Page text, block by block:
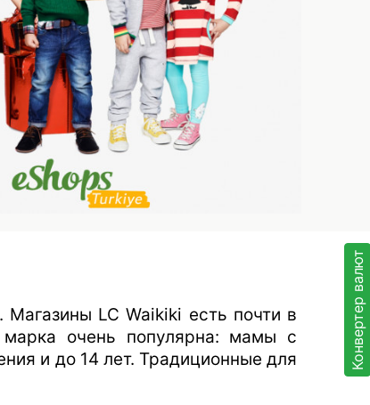
LC Waikiki есть почти в
очень популярна: мамы с
и до 14 лет. Традиционные для
Конвертер валют